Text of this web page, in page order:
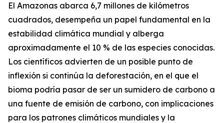
El Amazonas abarca 6,7 millones de kilómetros
cuadrados, desempeña un papel fundamental en la
estabilidad climática mundial y alberga
aproximadamente el 10 % de las especies conocidas.
Los científicos advierten de un posible punto de
inflexión si continúa la deforestación, en el que el
bioma podría pasar de ser un sumidero de carbono a
una fuente de emisión de carbono, con implicaciones
para los patrones climáticos mundiales y la